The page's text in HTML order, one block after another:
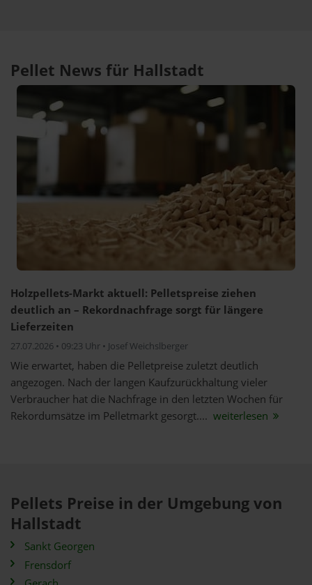
Pellet News für Hallstadt
Holzpellets-Markt aktuell: Pelletspreise ziehen
deutlich an – Rekordnachfrage sorgt für längere
Lieferzeiten
27.07.2026 • 09:23 Uhr • Josef Weichslberger
Wie erwartet, haben die Pelletpreise zuletzt deutlich
angezogen. Nach der langen Kaufzurückhaltung vieler
Verbraucher hat die Nachfrage in den letzten Wochen für
Rekordumsätze im Pelletmarkt gesorgt.... weiterlesen
Pellets Preise in der Umgebung von
Hallstadt
Sankt Georgen
Frensdorf